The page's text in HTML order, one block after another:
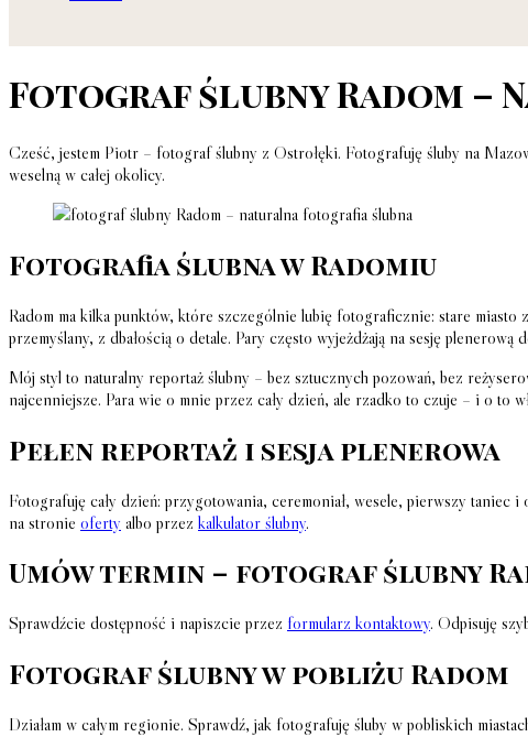
Fotograf ślubny Radom –
Cześć, jestem Piotr – fotograf ślubny z Ostrołęki. Fotografuję śluby na
weselną w całej okolicy.
Fotografia ślubna w Radomiu
Radom ma kilka punktów, które szczególnie lubię fotograficznie: stare miasto
przemyślany, z dbałością o detale. Pary często wyjeżdżają na sesję
Mój styl to naturalny reportaż ślubny – bez sztucznych pozowań, bez
najcenniejsze. Para wie o mnie przez cały dzień, ale rzadko to czuje – i o to
Pełen reportaż i sesja plenerowa
Fotografuję cały dzień: przygotowania, ceremoniał, wesele, pierwszy taniec i
na stronie oferty albo przez kalkulator ślubny.
Umów termin – fotograf ślubny
Sprawdźcie dostępność i napiszcie przez formularz kontaktowy. Odpisuję
Fotograf ślubny w pobliżu Radom
Działam w całym regionie. Sprawdź, jak fotografuję śluby w pobliskich